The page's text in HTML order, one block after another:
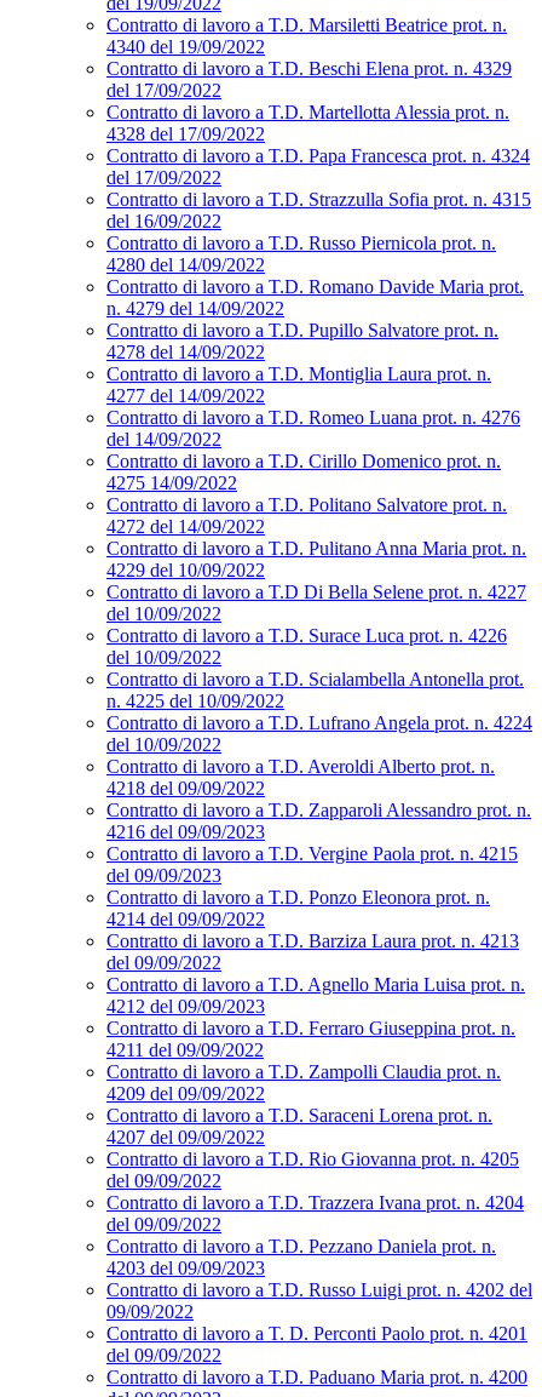
Contratto di lavoro a T.D. Marsiletti Beatrice prot. n.
4340 del 19/09/2022
Contratto di lavoro a T.D. Beschi Elena prot. n. 4329
del 17/09/2022
Contratto di lavoro a T.D. Martellotta Alessia prot. n.
4328 del 17/09/2022
Contratto di lavoro a T.D. Papa Francesca prot. n. 4324
del 17/09/2022
Contratto di lavoro a T.D. Strazzulla Sofia prot. n. 4315
del 16/09/2022
Contratto di lavoro a T.D. Russo Piernicola prot. n.
4280 del 14/09/2022
Contratto di lavoro a T.D. Romano Davide Maria prot.
n. 4279 del 14/09/2022
Contratto di lavoro a T.D. Pupillo Salvatore prot. n.
4278 del 14/09/2022
Contratto di lavoro a T.D. Montiglia Laura prot. n.
4277 del 14/09/2022
Contratto di lavoro a T.D. Romeo Luana prot. n. 4276
del 14/09/2022
Contratto di lavoro a T.D. Cirillo Domenico prot. n.
4275 14/09/2022
Contratto di lavoro a T.D. Politano Salvatore prot. n.
4272 del 14/09/2022
Contratto di lavoro a T.D. Pulitano Anna Maria prot. n.
4229 del 10/09/2022
Contratto di lavoro a T.D Di Bella Selene prot. n. 4227
del 10/09/2022
Contratto di lavoro a T.D. Surace Luca prot. n. 4226
del 10/09/2022
Contratto di lavoro a T.D. Scialambella Antonella prot.
n. 4225 del 10/09/2022
Contratto di lavoro a T.D. Lufrano Angela prot. n. 4224
del 10/09/2022
Contratto di lavoro a T.D. Averoldi Alberto prot. n.
4218 del 09/09/2022
Contratto di lavoro a T.D. Zapparoli Alessandro prot. n.
4216 del 09/09/2023
Contratto di lavoro a T.D. Vergine Paola prot. n. 4215
del 09/09/2023
Contratto di lavoro a T.D. Ponzo Eleonora prot. n.
4214 del 09/09/2022
Contratto di lavoro a T.D. Barziza Laura prot. n. 4213
del 09/09/2022
Contratto di lavoro a T.D. Agnello Maria Luisa prot. n.
4212 del 09/09/2023
Contratto di lavoro a T.D. Ferraro Giuseppina prot. n.
4211 del 09/09/2022
Contratto di lavoro a T.D. Zampolli Claudia prot. n.
4209 del 09/09/2022
Contratto di lavoro a T.D. Saraceni Lorena prot. n.
4207 del 09/09/2022
Contratto di lavoro a T.D. Rio Giovanna prot. n. 4205
del 09/09/2022
Contratto di lavoro a T.D. Trazzera Ivana prot. n. 4204
del 09/09/2022
Contratto di lavoro a T.D. Pezzano Daniela prot. n.
4203 del 09/09/2023
Contratto di lavoro a T.D. Russo Luigi prot. n. 4202 del
09/09/2022
Contratto di lavoro a T. D. Perconti Paolo prot. n. 4201
del 09/09/2022
Contratto di lavoro a T.D. Paduano Maria prot. n. 4200